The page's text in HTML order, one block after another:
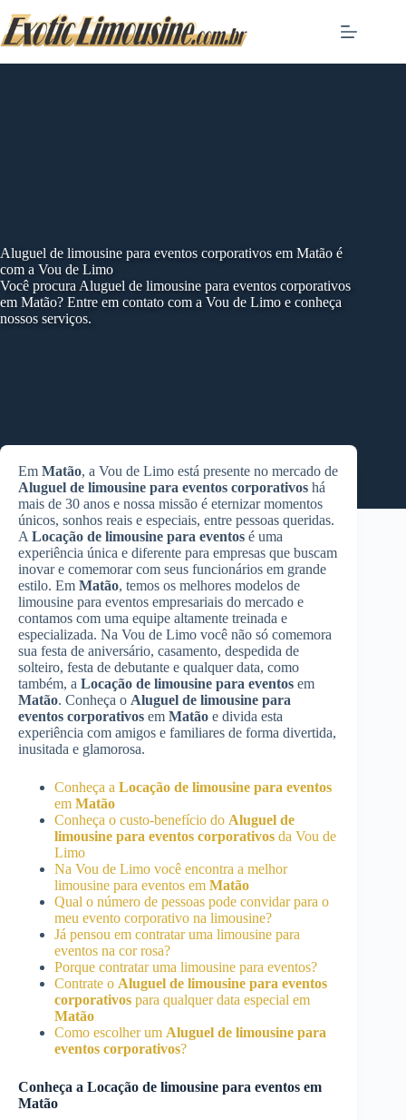
to
content
Aluguel de limousine para eventos corporativos em Matão é
com a Vou de Limo
Você procura Aluguel de limousine para eventos corporativos
em Matão? Entre em contato com a Vou de Limo e conheça
nossos serviços.
Em Matão, a Vou de Limo está presente no mercado de
Aluguel de limousine para eventos corporativos há
mais de 30 anos e nossa missão é eternizar momentos
únicos, sonhos reais e especiais, entre pessoas queridas.
A Locação de limousine para eventos é uma
experiência única e diferente para empresas que buscam
inovar e comemorar com seus funcionários em grande
estilo. Em Matão, temos os melhores modelos de
limousine para eventos empresariais do mercado e
contamos com uma equipe altamente treinada e
especializada. Na Vou de Limo você não só comemora
sua festa de aniversário, casamento, despedida de
solteiro, festa de debutante e qualquer data, como
também, a Locação de limousine para eventos em
Matão. Conheça o Aluguel de limousine para
eventos corporativos em Matão e divida esta
experiência com amigos e familiares de forma divertida,
inusitada e glamorosa.
Conheça a Locação de limousine para eventos
em Matão
Conheça o custo-benefício do Aluguel de
limousine para eventos corporativos da Vou de
Limo
Na Vou de Limo você encontra a melhor
limousine para eventos em Matão
Qual o número de pessoas pode convidar para o
meu evento corporativo na limousine?
Já pensou em contratar uma limousine para
eventos na cor rosa?
Porque contratar uma limousine para eventos?
Contrate o Aluguel de limousine para eventos
corporativos para qualquer data especial em
Matão
Como escolher um Aluguel de limousine para
eventos corporativos?
Conheça a Locação de limousine para eventos em
Matão